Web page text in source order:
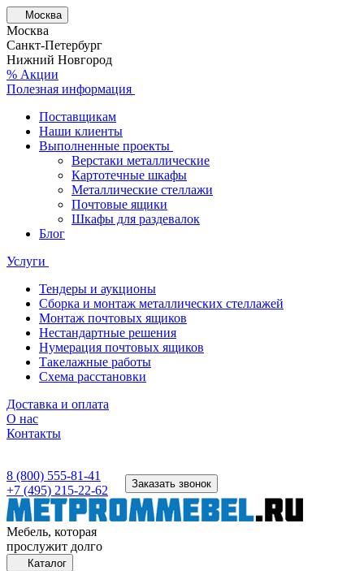
Москва
Москва
Санкт-Петербург
Нижний Новгород
% Акции
Полезная информация
Поставщикам
Наши клиенты
Выполненные проекты
Верстаки металлические
Картотечные шкафы
Металлические стеллажи
Почтовые ящики
Шкафы для раздевалок
Блог
Услуги
Тендеры и аукционы
Сборка и монтаж металлических стеллажей
Монтаж почтовых ящиков
Нестандартные решения
Нумерация почтовых ящиков
Такелажные работы
Схема расстановки
Доставка и оплата
О нас
Контакты
8 (800) 555-81-41
+7 (495) 215-22-62
Заказать звонок
Мебель, которая
прослужит долго
Каталог